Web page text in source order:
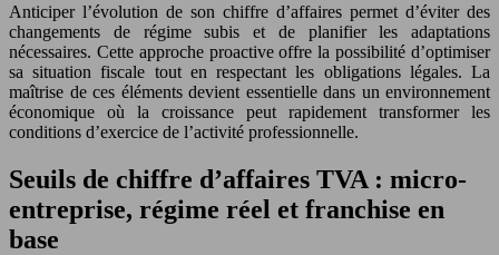
Anticiper l’évolution de son chiffre d’affaires permet d’éviter des
changements de régime subis et de planifier les adaptations
nécessaires. Cette approche proactive offre la possibilité d’optimiser
sa situation fiscale tout en respectant les obligations légales. La
maîtrise de ces éléments devient essentielle dans un environnement
économique où la croissance peut rapidement transformer les
conditions d’exercice de l’activité professionnelle.
Seuils de chiffre d’affaires TVA : micro-
entreprise, régime réel et franchise en
base